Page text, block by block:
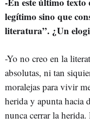
legítimo sino que
literatura”. ¿Un
-Yo no creo en la
absolutas, ni tan
moralejas para vivir
herida y apunta hacia
nunca cerrar la herida.